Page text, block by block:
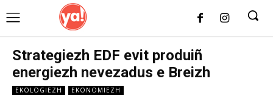
Strategiezh EDF evit produiñ
energiezh nevezadus e Breizh
EKOLOGIEZH EKONOMIEZH